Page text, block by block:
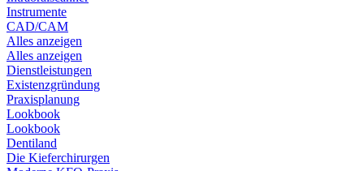
Instrumente
CAD/CAM
Alles anzeigen
Alles anzeigen
Dienstleistungen
Existenzgründung
Praxisplanung
Lookbook
Lookbook
Dentiland
Die Kieferchirurgen